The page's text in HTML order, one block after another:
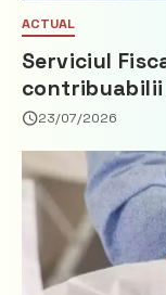
ACTUAL
Serviciul
privind
23/07/2026